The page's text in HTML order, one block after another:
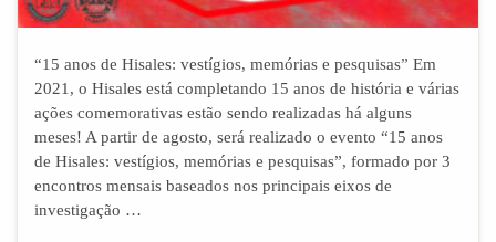
“15 anos de Hisales: vestígios, memórias e pesquisas” Em
2021, o Hisales está completando 15 anos de história e várias
ações comemorativas estão sendo realizadas há alguns
meses! A partir de agosto, será realizado o evento “15 anos
de Hisales: vestígios, memórias e pesquisas”, formado por 3
encontros mensais baseados nos principais eixos de
investigação …